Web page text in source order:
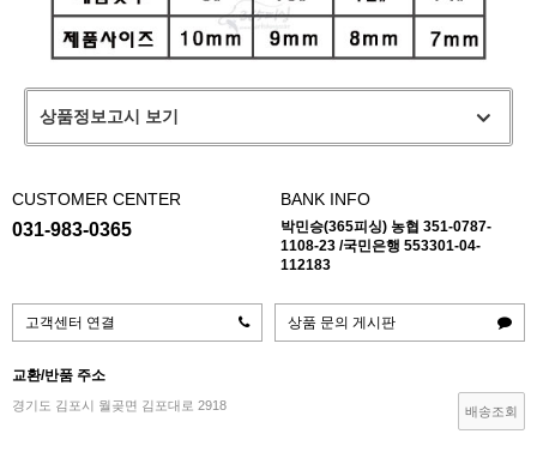
상품정보고시 보기
CUSTOMER CENTER
031-983-0365
BANK INFO
박민승(365피싱) 농협 351-0787-
1108-23 /국민은행 553301-04-
112183
고객센터 연결 상품 문의 게시판
교환/반품 주소
경기도 김포시 월곶면 김포대로 2918 배송조회